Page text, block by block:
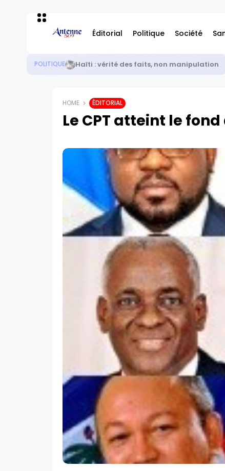
Éditorial Politique Société
POLITIQUE Haïti : sécurité – élections ou élections –
HOME ÉDITORIAL
Le CPT atteint le